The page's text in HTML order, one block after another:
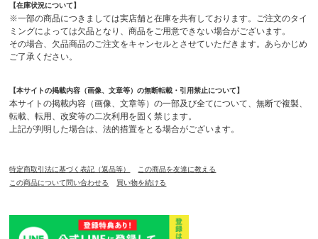
【在庫状況について】
※一部の商品につきましては実店舗と在庫を共有しております。ご注文のタイ
ミングによっては欠品となり、商品をご用意できない場合がございます。
その場合、欠品商品のご注文をキャンセルとさせていただきます。あらかじめ
ご了承ください。
【本サイトの掲載内容（画像、文章等）の無断転載・引用禁止について】
本サイトの掲載内容（画像、文章等）の一部及び全てについて、無断で複製、
転載、転用、改変等の二次利用を固く禁じます。
上記が判明した場合は、法的措置をとる場合がございます。
特定商取引法に基づく表記（返品等）
この商品を友達に教える
この商品について問い合わせる
買い物を続ける